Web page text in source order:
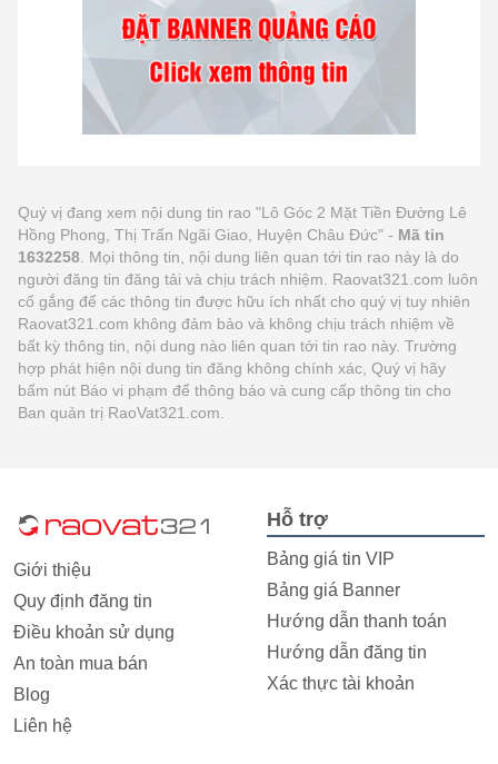
Quý vị đang xem nội dung tin rao "Lô Góc 2 Mặt Tiền Đường Lê
Hồng Phong, Thị Trấn Ngãi Giao, Huyện Châu Đức" - Mã tin
1632258 . Mọi thông tin, nội dung liên quan tới tin rao này là do
người đăng tin đăng tải và chịu trách nhiệm. Raovat321.com luôn
cố gắng để các thông tin được hữu ích nhất cho quý vị tuy nhiên
Raovat321.com không đảm bảo và không chịu trách nhiệm về
bất kỳ thông tin, nội dung nào liên quan tới tin rao này. Trường
hợp phát hiện nội dung tin đăng không chính xác, Quý vị hãy
bấm nút Báo vi phạm để thông báo và cung cấp thông tin cho
Ban quản trị RaoVat321.com.
Giới thiệu
Quy định đăng tin
Điều khoản sử dụng
An toàn mua bán
Blog
Liên hệ
Hỗ trợ
Bảng giá tin VIP
Bảng giá Banner
Hướng dẫn thanh toán
Hướng dẫn đăng tin
Xác thực tài khoản